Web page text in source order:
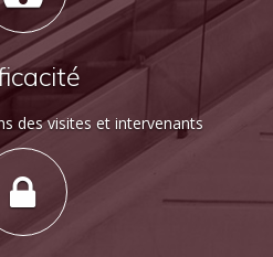
des visites et intervenants